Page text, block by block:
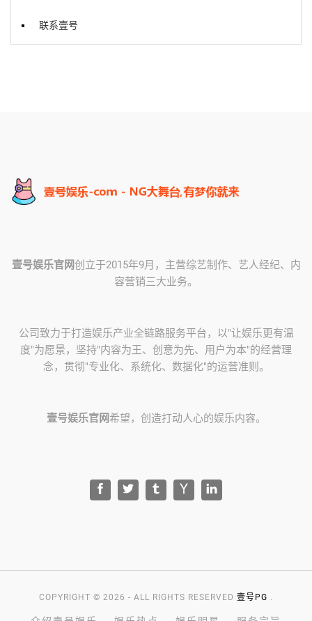
联系壹号
壹号娱乐官网创立于2015年9月，主营综艺制作、艺人经纪、内
容营销三大业务。
公司致力于打造娱乐产业全链路服务平台，以"让娱乐更有温
度"为愿景，坚持"内容为王、创意为先、用户为本"的经营理
念，贯彻"专业化、系统化、数据化"的运营准则。
壹号娱乐官网希望，创造打动人心的娱乐内容。
COPYRIGHT © 2026 - ALL RIGHTS RESERVED 壹号PG .